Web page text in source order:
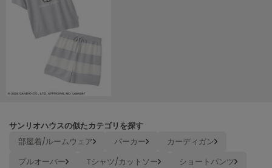
トーアンドトー
The Barnnet
ザバーネット
TODAYFUL
トゥデイフル
サンリオハウスの似たカテゴリを探す
部屋着/ルームウェア パーカー
カーディガン
プルオーバー
Tシャツ/カットソー
ショートパンツ